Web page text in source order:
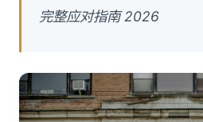
完整应对指南 2026